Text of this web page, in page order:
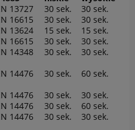
13727 30 sek.
30 sek.
16615 30 sek.
30 sek.
13624 15 sek.
15 sek.
16615 30 sek.
30 sek.
14348 30 sek.
30 sek.
14476 30 sek.
60 sek.
14476 30 sek.
30 sek.
14476 30 sek.
60 sek.
14476 30 sek. 30 sek.